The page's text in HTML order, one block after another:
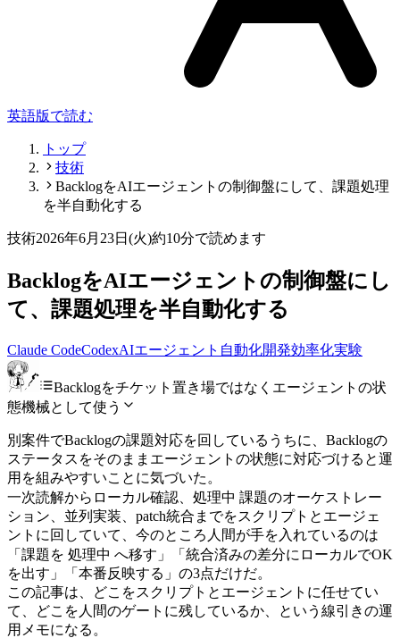
英語版で読む
トップ
技術
BacklogをAIエージェントの制御盤にして、課題処理
を半自動化する
技術2026年6月23日(火)約10分で読めます
BacklogをAIエージェントの制御盤にし
て、課題処理を半自動化する
Claude CodeCodexAIエージェント 自動化開発効率化実験
Backlogをチケット置き場ではなくエージェントの状
態機械として使う
別案件でBacklogの課題対応を回しているうちに、Backlogの
ステータスをそのままエージェントの状態に対応づけると運
用を組みやすいことに気づいた。
一次読解からローカル確認、 処理中 課題のオーケストレー
ション、並列実装、patch統合までをスクリプトとエージェ
ントに回していて、今のところ人間が手を入れているのは
「課題を 処理中 へ移す」「統合済みの差分にローカルでOK
を出す」「本番反映する」の3点だけだ。
この記事は、どこをスクリプトとエージェントに任せてい
て、どこを人間のゲートに残しているか、という線引きの運
用メモになる。